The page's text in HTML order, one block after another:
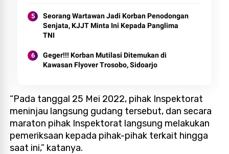
Seorang Wartawan Jadi Korban Penodongan
Senjata, KJJT Minta Ini Kepada Panglima
TNI
Geger!!! Korban Mutilasi Ditemukan di
Kawasan Flyover Trosobo, Sidoarjo
“Pada tanggal 25 Mei 2022, pihak Inspektorat
meninjau langsung gudang tersebut, dan secara
maraton pihak Inspektorat langsung melakukan
pemeriksaan kepada pihak-pihak terkait hingga
saat ini,” katanya.